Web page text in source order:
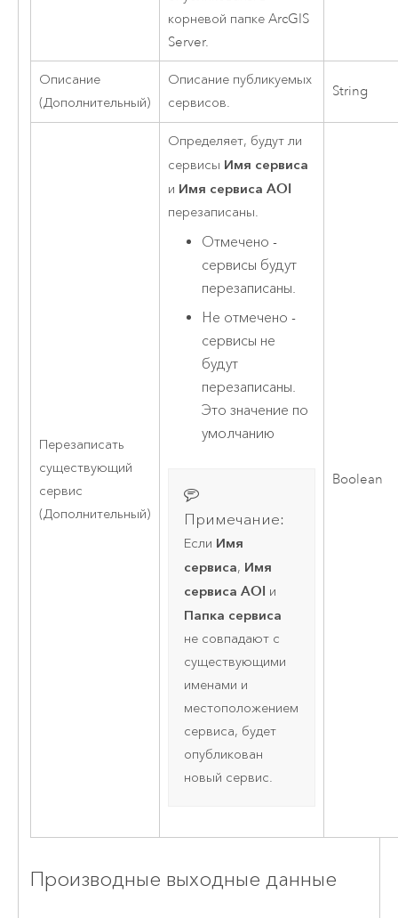
корневой папке ArcGIS
Server.
Описание
(Дополнительный)
Описание публикуемых
сервисов.
String
Перезаписать
существующий
сервис
(Дополнительный)
Определяет, будут ли
сервисы Имя сервиса
и Имя сервиса AOI
перезаписаны.
Отмечено -
сервисы будут
перезаписаны.
Не отмечено -
сервисы не
будут
перезаписаны.
Это значение по
умолчанию
Примечание:
Если Имя
сервиса, Имя
сервиса AOI и
Папка сервиса
не совпадают с
существующими
именами и
местоположением
сервиса, будет
опубликован
новый сервис.
Boolean
Производные выходные данные